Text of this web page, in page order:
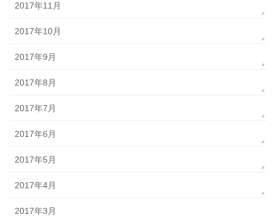
2017年11月
2017年10月
2017年9月
2017年8月
2017年7月
2017年6月
2017年5月
2017年4月
2017年3月